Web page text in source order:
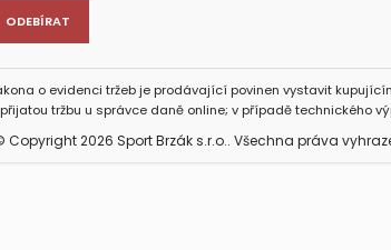
o evidenci tržeb je prodávající povinen vystavit
tržbu u správce daně online; v případě technického
Copyright 2026 Sport Brzák s.r.o.. Všechna práva